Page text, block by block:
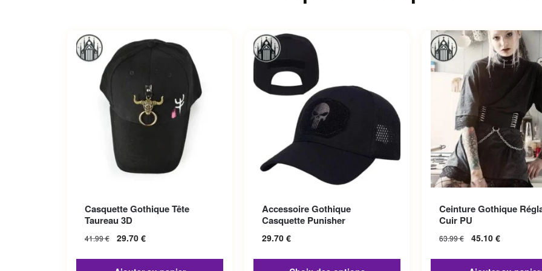
Casquette Gothique Tête
Taureau 3D
41.99€ 29.70 €
Accessoire Gothique
Casquette Punisher
29.70 €
Les options peuvent être choisies
Ceinture Gothique
Cuir PU
63.99€ 45.10 €